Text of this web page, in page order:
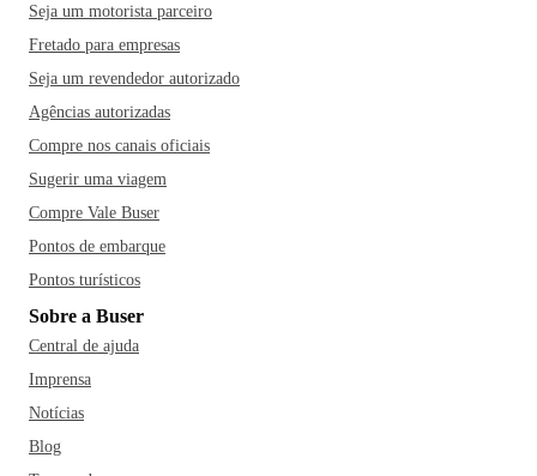
Seja um motorista parceiro
Fretado para empresas
Seja um revendedor autorizado
Agências autorizadas
Compre nos canais oficiais
Sugerir uma viagem
Compre Vale Buser
Pontos de embarque
Pontos turísticos
Sobre a Buser
Central de ajuda
Imprensa
Notícias
Blog